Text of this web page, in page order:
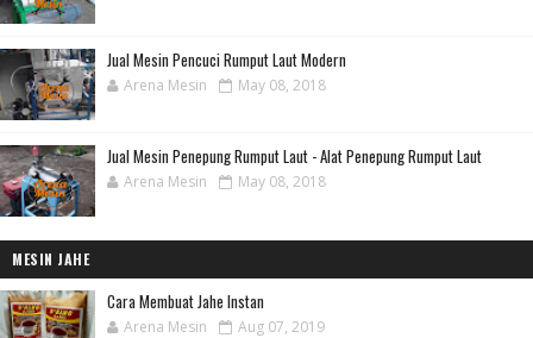
Jual Mesin Pencuci Rumput Laut Modern
Arena Mesin May 08, 2018
Jual Mesin Penepung Rumput Laut - Alat Penepung Rumput Laut
Arena Mesin May 08, 2018
MESIN JAHE
Cara Membuat Jahe Instan
Arena Mesin Aug 07, 2019